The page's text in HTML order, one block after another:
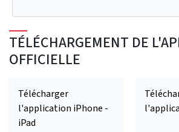
TÉLÉCHARGEMENT DE
OFFICIELLE
Télécharger
l'application iPhone -
iPad